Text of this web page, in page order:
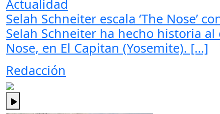
Actualidad
Selah Schneiter escala ‘The Nose’
Selah Schneiter ha hecho historia
Nose, en El Capitan (Yosemite). […]
Redacción